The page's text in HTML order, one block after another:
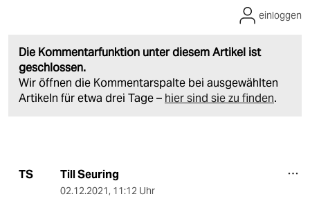
Die Kommentarfunktion unter diesem Artikel ist
geschlossen.
Wir öffnen die Kommentarspalte bei ausgewählten
Artikeln für etwa drei Tage – hier sind sie zu finden.
einloggen
TS Till Seuring
02.12.2021, 11:12 Uhr